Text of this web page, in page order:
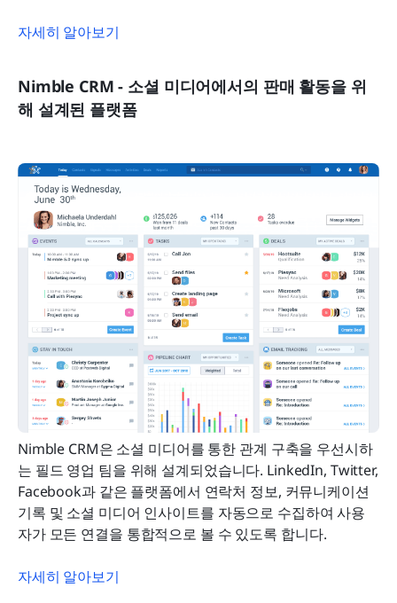
자세히 알아보기
Nimble CRM - 소셜 미디어에서의 판매 활동을 위
해 설계된 플랫폼
Nimble CRM은 소셜 미디어를 통한 관계 구축을 우선시하
는 필드 영업 팀을 위해 설계되었습니다. LinkedIn, Twitter,
Facebook과 같은 플랫폼에서 연락처 정보, 커뮤니케이션
기록 및 소셜 미디어 인사이트를 자동으로 수집하여 사용
자가 모든 연결을 통합적으로 볼 수 있도록 합니다.
자세히 알아보기